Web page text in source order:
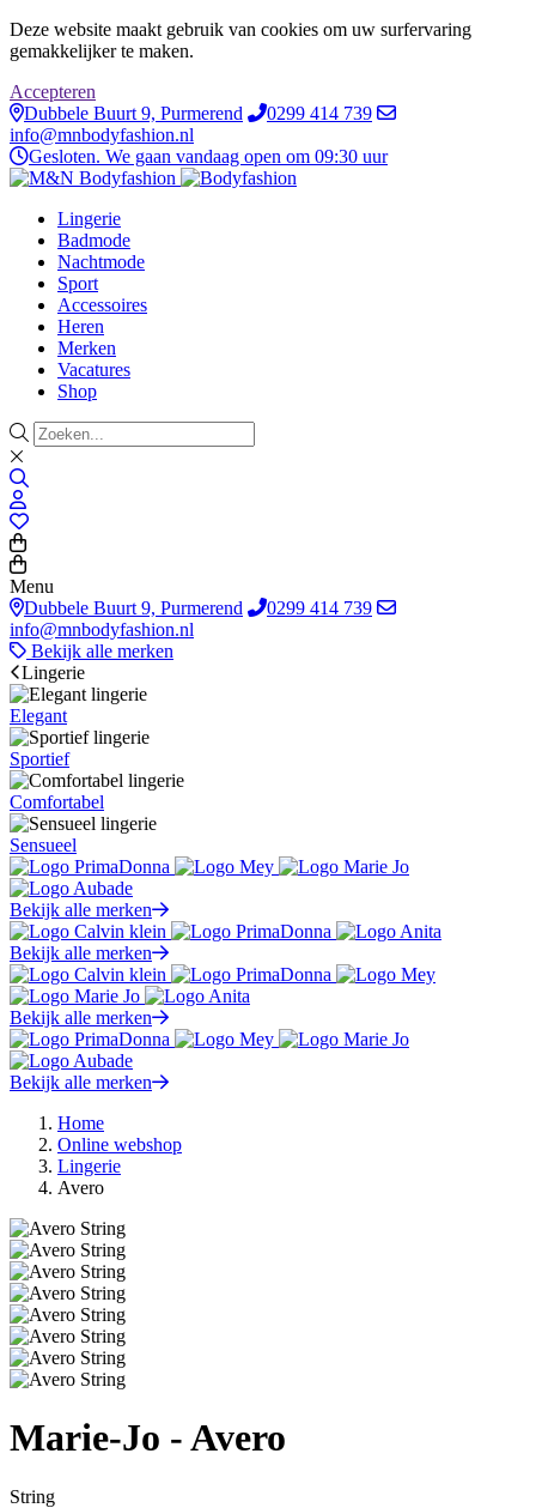
Deze website maakt gebruik van cookies om uw surfervaring
gemakkelijker te maken.
Accepteren
Dubbele Buurt 9, Purmerend
0299 414 739
info@mnbodyfashion.nl
Gesloten. We gaan vandaag open om 09:30 uur
Lingerie
Badmode
Nachtmode
Sport
Accessoires
Heren
Merken
Vacatures
Shop
Menu
Dubbele Buurt 9, Purmerend
0299 414 739
info@mnbodyfashion.nl
Bekijk alle merken
Lingerie
Elegant
Sportief
Comfortabel
Sensueel
Bekijk alle merken
Bekijk alle merken
Bekijk alle merken
Bekijk alle merken
Home
Online webshop
Lingerie
Avero
Marie-Jo - Avero
String